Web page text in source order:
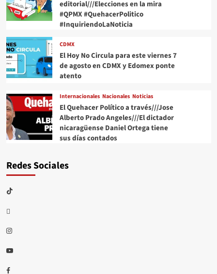
editorial///Elecciones en la mira
#QPMX #QuehacerPolitico
#InquiriendoLaNoticia
CDMX
El Hoy No Circula para este viernes 7
de agosto en CDMX y Edomex ponte
atento
Internacionales Nacionales Noticias
El Quehacer Político a través///Jose
Alberto Prado Angeles///El dictador
nicaragüense Daniel Ortega tiene
sus días contados
Redes Sociales
TikTok
threads
Instagram
Youtube
Facebook